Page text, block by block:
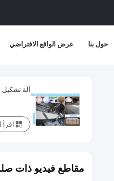
عرض الواقع الافتراضي حول بنا
آلة تشكيل
اقرأ
مقاطع فيديو ذات